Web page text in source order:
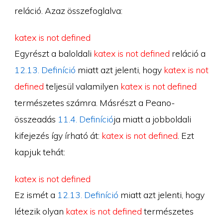
reláció. Azaz összefoglalva:
katex is not defined
Egyrészt a baloldali katex is not defined reláció a
12.13. Definíció miatt azt jelenti, hogy katex is not
defined teljesül valamilyen katex is not defined
természetes számra. Másrészt a Peano-
összeadás 11.4. Definíciója miatt a jobboldali
kifejezés így írható át: katex is not defined . Ezt
kapjuk tehát:
katex is not defined
Ez ismét a 12.13. Definíció miatt azt jelenti, hogy
létezik olyan katex is not defined természetes